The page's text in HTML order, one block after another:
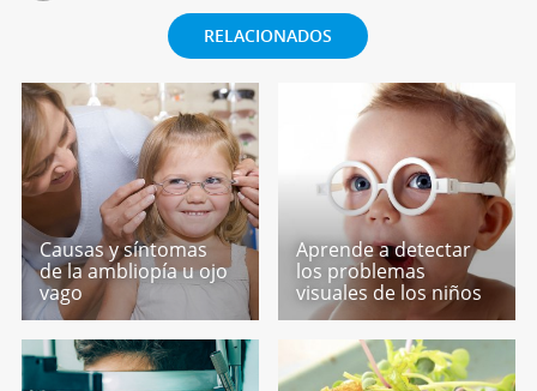
RELACIONADOS
Causas y síntomas
de la ambliopía u ojo
vago
Aprende a detectar
los problemas
visuales de los niños